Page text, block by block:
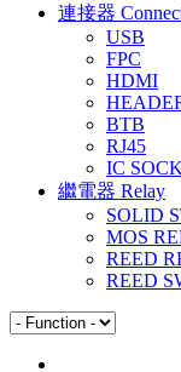
連接器
USB
FPC
HDMI
BTB
RJ45
IC
繼電器 Relay
SOLID
MOS
REED
REED